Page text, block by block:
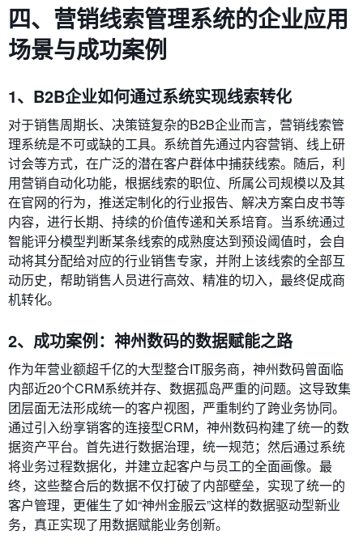
四、营销线索管理系统的企业应用
场景与成功案例
1、B2B企业如何通过系统实现线索转化
对于销售周期长、决策链复杂的B2B企业而言，营销线索管
理系统是不可或缺的工具。系统首先通过内容营销、线上研
讨会等方式，在广泛的潜在客户群体中捕获线索。随后，利
用营销自动化功能，根据线索的职位、所属公司规模以及其
在官网的行为，推送定制化的行业报告、解决方案白皮书等
内容，进行长期、持续的价值传递和关系培育。当系统通过
智能评分模型判断某条线索的成熟度达到预设阈值时，会自
动将其分配给对应的行业销售专家，并附上该线索的全部互
动历史，帮助销售人员进行高效、精准的切入，最终促成商
机转化。
2、成功案例：神州数码的数据赋能之路
作为年营业额超千亿的大型整合IT服务商，神州数码曾面临
内部近20个CRM系统并存、数据孤岛严重的问题。这导致集
团层面无法形成统一的客户视图，严重制约了跨业务协同。
通过引入纷享销客的连接型CRM，神州数码构建了统一的数
据资产平台。首先进行数据治理，统一规范；然后通过系统
将业务过程数据化，并建立起客户与员工的全面画像。最
终，这些整合后的数据不仅打破了内部壁垒，实现了统一的
客户管理，更催生了如“神州金服云”这样的数据驱动型新业
务，真正实现了用数据赋能业务创新。